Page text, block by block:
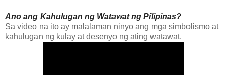
Ano ang Kahulugan ng Watawat ng Pilipinas?
Sa video na ito ay malalaman ninyo ang mga simbolismo at
kahulugan ng kulay at desenyo ng ating watawat.